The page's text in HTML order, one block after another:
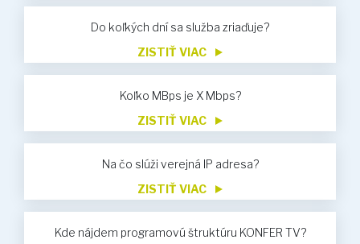
Do koľkých dní sa služba zriaďuje?
ZISTIŤ VIAC
Koľko MBps je X Mbps?
ZISTIŤ VIAC
Na čo slúži verejná IP adresa?
ZISTIŤ VIAC
Kde nájdem programovú štruktúru KONFER TV?